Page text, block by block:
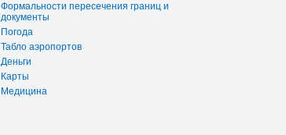
Формальности пересечения границ и
документы
Погода
Табло аэропортов
Деньги
Карты
Медицина